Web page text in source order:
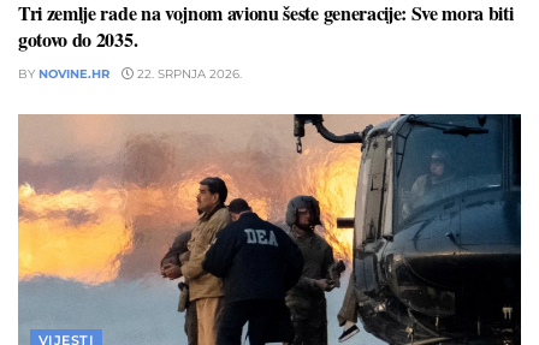
Tri zemlje rade na vojnom avionu šeste generacije: Sve mora biti
gotovo do 2035.
BY NOVINE.HR 22. SRPNJA 2026.
VIJESTI